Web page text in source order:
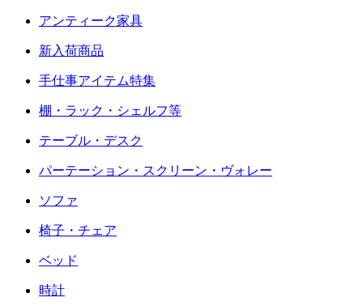
アンティーク家具
新入荷商品
手仕事アイテム特集
棚・ラック・シェルフ等
テーブル・デスク
パーテーション・スクリーン・ヴォレー
ソファ
椅子・チェア
ベッド
時計